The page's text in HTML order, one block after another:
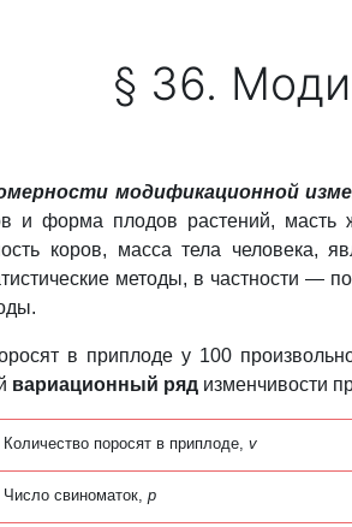
§ 36.
модификационной
и форма плодов растений, масть
коров, масса тела человека,
методы, в частности —
в приплоде у 100
вариационный ряд изменчивости
Количество поросят в приплоде, v
Число свиноматок, p